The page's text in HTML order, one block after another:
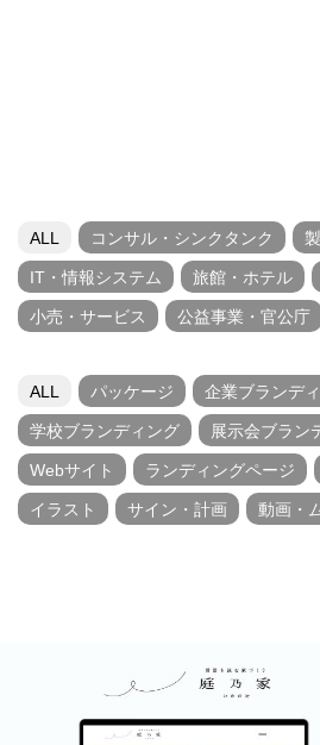
ALL コンサル・シンクタンク
IT・情報システム 旅館・ホテル
小売・サービス 公益事業・官公庁
ALL パッケージ 企業ブランデ
学校ブランディング 展示会ブラン
Webサイト ランディングページ
イラスト サイン・計画 動画・